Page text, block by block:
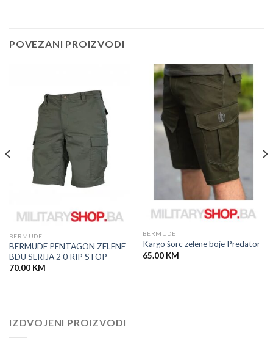
POVEZANI PROIZVODI
BERMUDE
BERMUDE PENTAGON ZELENE
BDU SERIJA 2 0 RIP STOP
70.00 KM
BERMUDE
Kargo šorc zelene boje Predator
65.00 KM
IZDVOJENI PROIZVODI